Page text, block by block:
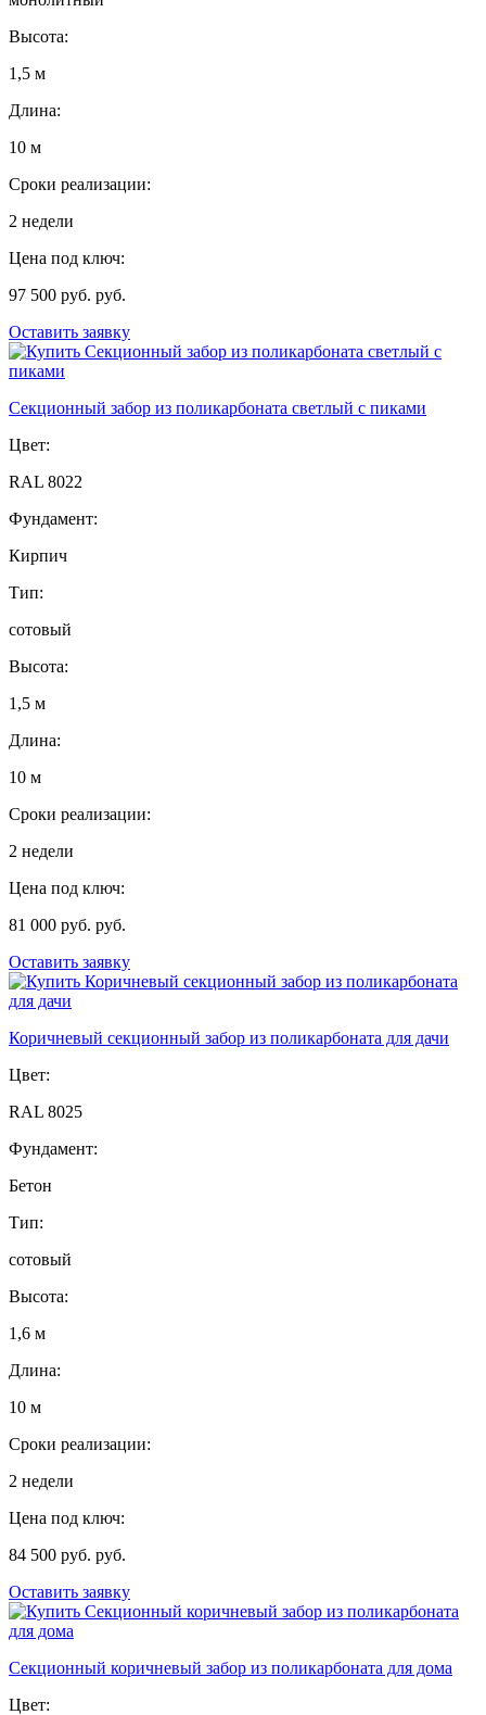
Высота:
1,5 м
Длина:
10 м
Сроки реализации:
2 недели
Цена под ключ:
97 500 руб. руб.
Оставить заявку
Секционный забор из поликарбоната светлый с пиками
Цвет:
RAL 8022
Фундамент:
Кирпич
Тип:
сотовый
Высота:
1,5 м
Длина:
10 м
Сроки реализации:
2 недели
Цена под ключ:
81 000 руб. руб.
Оставить заявку
Коричневый секционный забор из поликарбоната для дачи
Цвет:
RAL 8025
Фундамент:
Бетон
Тип:
сотовый
Высота:
1,6 м
Длина:
10 м
Сроки реализации:
2 недели
Цена под ключ:
84 500 руб. руб.
Оставить заявку
Секционный коричневый забор из поликарбоната для дома
Цвет: